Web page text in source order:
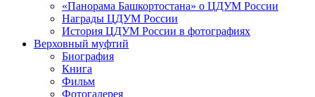
«Панорама Башкортостана» о ЦДУМ России
Награды ЦДУМ России
История ЦДУМ России в фотографиях
Верховный муфтий
Биография
Книга
Фильм
Фотогалерея